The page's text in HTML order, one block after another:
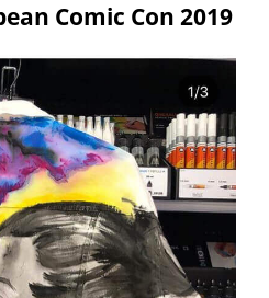
Comic Con 2019